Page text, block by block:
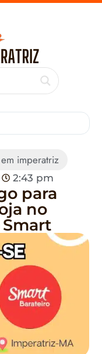
imperatriz
2:43 pm
para
no